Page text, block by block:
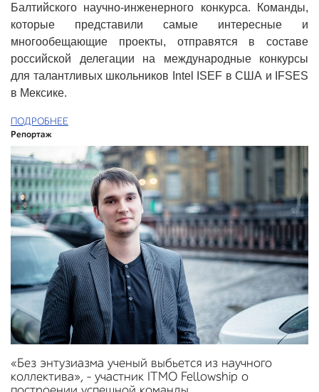
Балтийского научно-инженерного конкурса. Команды,
которые представили самые интересные и
многообещающие проекты, отправятся в составе
российской делегации на международные конкурсы
для талантливых школьников Intel ISEF в США и IFSES
в Мексике.
ПОДРОБНЕЕ
Репортаж
«Без энтузиазма ученый выбьется из научного
коллектива», – участник ITMO Fellowship о